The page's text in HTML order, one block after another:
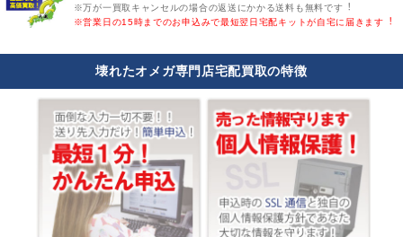
※万が一買取キャンセルの場合の返送にかかる送料も無料です︕
※営業日の15時までのお申込みで最短翌日宅配キットが自宅に届きます︕
壊れたオメガ専門店宅配買取の特徴